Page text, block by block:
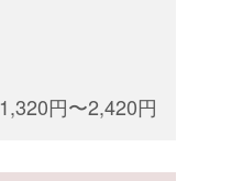
1,320円〜2,420円